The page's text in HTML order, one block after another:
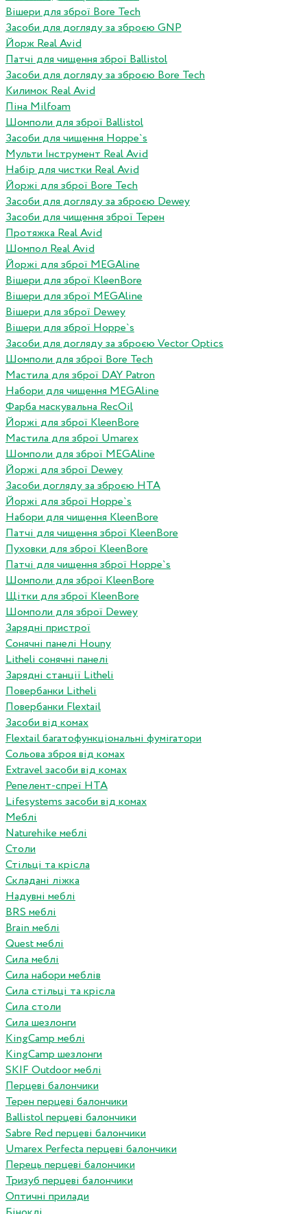
Вішери для зброї Bore Tech
Засоби для догляду за зброєю GNP
Йорж Real Avid
Патчі для чищення зброї Ballistol
Засоби для догляду за зброєю Bore Tech
Килимок Real Avid
Піна Milfoam
Шомполи для зброї Ballistol
Засоби для чищення Hoppe`s
Мульти Інструмент Real Avid
Набір для чистки Real Avid
Йоржі для зброї Bore Tech
Засоби для догляду за зброєю Dewey
Засоби для чищення зброї Терен
Протяжка Real Avid
Шомпол Real Avid
Йоржі для зброї MEGAline
Вішери для зброї KleenBore
Вішери для зброї MEGAline
Вішери для зброї Dewey
Вішери для зброї Hoppe`s
Засоби для догляду за зброєю Vector Optics
Шомполи для зброї Bore Tech
Мастила для зброї DAY Patron
Набори для чищення MEGAline
Фарба маскувальна RecOil
Йоржі для зброї KleenBore
Мастила для зброї Umarex
Шомполи для зброї MEGAline
Йоржі для зброї Dewey
Засоби догляду за зброєю HTA
Йоржі для зброї Hoppe`s
Набори для чищення KleenBore
Патчі для чищення зброї KleenBore
Пуховки для зброї KleenBore
Патчі для чищення зброї Hoppe`s
Шомполи для зброї KleenBore
Щітки для зброї KleenBore
Шомполи для зброї Dewey
Зарядні пристрої
Сонячні панелі Houny
Litheli сонячні панелі
Зарядні станції Litheli
Повербанки Litheli
Повербанки Flextail
Засоби від комах
Flextail багатофункціональні фумігатори
Сольова зброя від комах
Extravel засоби від комах
Репелент-спреї HTA
Lifesystems засоби від комах
Меблі
Naturehike меблі
Столи
Стільці та крісла
Складані ліжка
Надувні меблі
BRS меблі
Brain меблі
Quest меблі
Сила меблі
Сила набори меблів
Сила стільці та крісла
Сила столи
Сила шезлонги
KingCamp меблі
KingCamp шезлонги
SKIF Outdoor меблі
Перцеві балончики
Терен перцеві балончики
Ballistol перцеві балончики
Sabre Red перцеві балончики
Umarex Perfecta перцеві балончики
Перець перцеві балончики
Тризуб перцеві балончики
Оптичні прилади